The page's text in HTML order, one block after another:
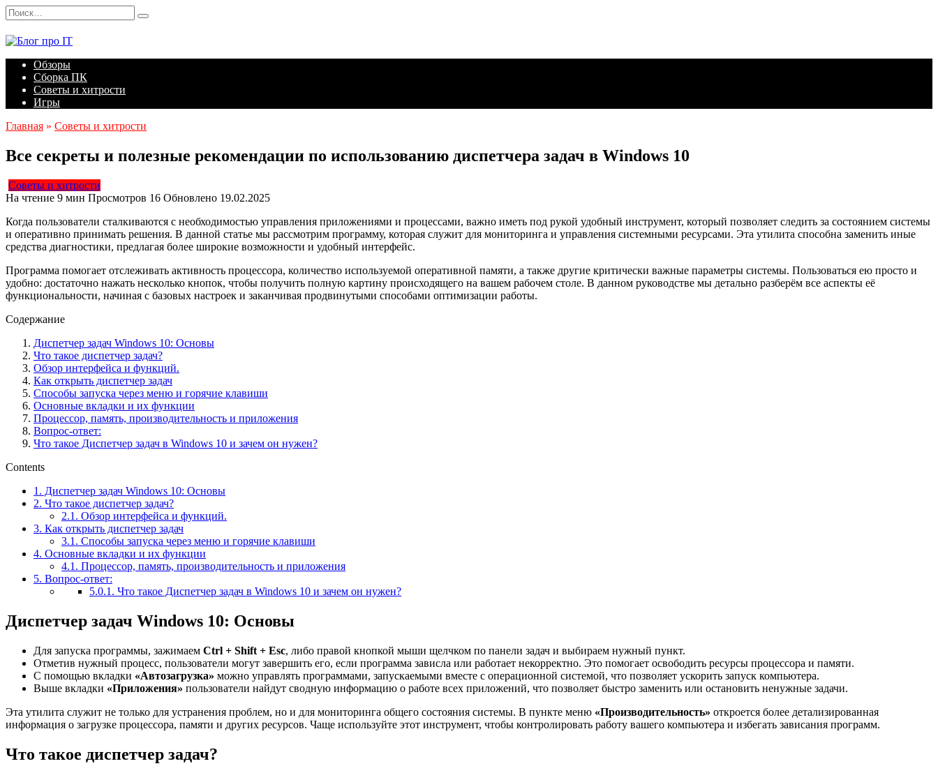
Перейти
к
содержанию
Search
for:
Обзоры
Сборка ПК
Советы и хитрости
Игры
Главная » Советы и хитрости
Все секреты и полезные рекомендации по использованию диспетчера задач в Windows 10
Советы и хитрости
На чтение 9 мин Просмотров 16 Обновлено 19.02.2025
Когда пользователи сталкиваются с необходимостью управления приложениями и процессами, важно иметь под рукой удобный инструмент, который позволяет следить за состоянием системы
и оперативно принимать решения. В данной статье мы рассмотрим программу, которая служит для мониторинга и управления системными ресурсами. Эта утилита способна заменить иные
средства диагностики, предлагая более широкие возможности и удобный интерфейс.
Программа помогает отслеживать активность процессора, количество используемой оперативной памяти, а также другие критически важные параметры системы. Пользоваться ею просто и
удобно: достаточно нажать несколько кнопок, чтобы получить полную картину происходящего на вашем рабочем столе. В данном руководстве мы детально разберём все аспекты её
функциональности, начиная с базовых настроек и заканчивая продвинутыми способами оптимизации работы.
Содержание
Диспетчер задач Windows 10: Основы
Что такое диспетчер задач?
Обзор интерфейса и функций.
Как открыть диспетчер задач
Способы запуска через меню и горячие клавиши
Основные вкладки и их функции
Процессор, память, производительность и приложения
Вопрос-ответ:
Что такое Диспетчер задач в Windows 10 и зачем он нужен?
Contents
1. Диспетчер задач Windows 10: Основы
2. Что такое диспетчер задач?
2.1. Обзор интерфейса и функций.
3. Как открыть диспетчер задач
3.1. Способы запуска через меню и горячие клавиши
4. Основные вкладки и их функции
4.1. Процессор, память, производительность и приложения
5. Вопрос-ответ:
5.0.1. Что такое Диспетчер задач в Windows 10 и зачем он нужен?
Диспетчер задач Windows 10: Основы
Для запуска программы, зажимаем Ctrl + Shift + Esc, либо правой кнопкой мыши щелчком по панели задач и выбираем нужный пункт.
Отметив нужный процесс, пользователи могут завершить его, если программа зависла или работает некорректно. Это помогает освободить ресурсы процессора и памяти.
С помощью вкладки «Автозагрузка» можно управлять программами, запускаемыми вместе с операционной системой, что позволяет ускорить запуск компьютера.
Выше вкладки «Приложения» пользователи найдут сводную информацию о работе всех приложений, что позволяет быстро заменить или остановить ненужные задачи.
Эта утилита служит не только для устранения проблем, но и для мониторинга общего состояния системы. В пункте меню «Производительность» откроется более детализированная
информация о загрузке процессора, памяти и других ресурсов. Чаще используйте этот инструмент, чтобы контролировать работу вашего компьютера и избегать зависания программ.
Что такое диспетчер задач?